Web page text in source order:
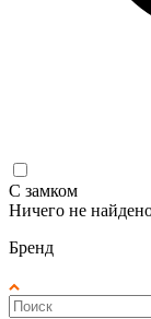
С замком
Ничего не
Бренд